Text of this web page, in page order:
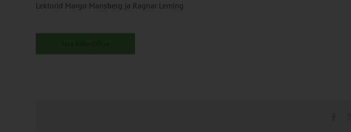
Lektorid Margo Mansberg ja Ragnar Leming